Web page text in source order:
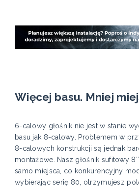
Więcej basu. Mniej
6-calowy głośnik nie jest w stanie
basu jak 8-calowy. Problemem w
8-calowych konstrukcji są jednak
montażowe. Nasz głośnik sufitowy
samo miejsca, co konkurencyjny
wybierając serię 80, otrzymujesz